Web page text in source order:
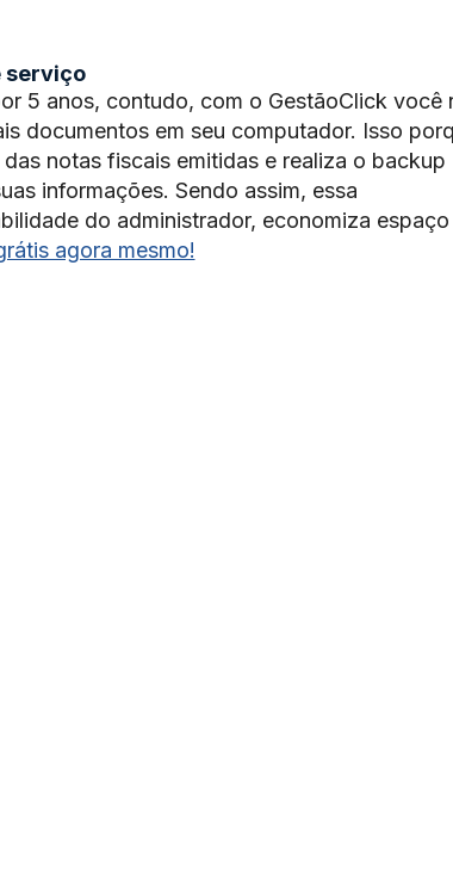
serviço
5 anos, contudo, com o GestãoClick você
documentos em seu computador. Isso
notas fiscais emitidas e realiza o backup
informações. Sendo assim, essa
do administrador, economiza espaço
agora mesmo!